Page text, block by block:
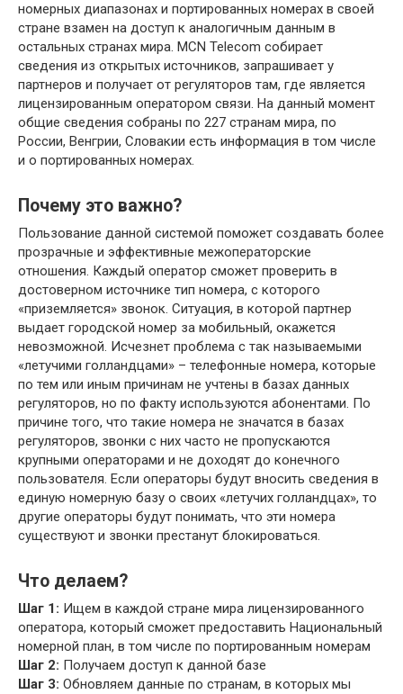
номерных диапазонах и портированных номерах в своей
стране взамен на доступ к аналогичным данным в
остальных странах мира. MCN Telecom собирает
сведения из открытых источников, запрашивает у
партнеров и получает от регуляторов там, где является
лицензированным оператором связи. На данный момент
общие сведения собраны по 227 странам мира, по
России, Венгрии, Словакии есть информация в том числе
и о портированных номерах.
Почему это важно?
Пользование данной системой поможет создавать более
прозрачные и эффективные межоператорские
отношения. Каждый оператор сможет проверить в
достоверном источнике тип номера, с которого
«приземляется» звонок. Ситуация, в которой партнер
выдает городской номер за мобильный, окажется
невозможной. Исчезнет проблема с так называемыми
«летучими голландцами» – телефонные номера, которые
по тем или иным причинам не учтены в базах данных
регуляторов, но по факту используются абонентами. По
причине того, что такие номера не значатся в базах
регуляторов, звонки с них часто не пропускаются
крупными операторами и не доходят до конечного
пользователя. Если операторы будут вносить сведения в
единую номерную базу о своих «летучих голландцах», то
другие операторы будут понимать, что эти номера
существуют и звонки престанут блокироваться.
Что делаем?
Шаг 1: Ищем в каждой стране мира лицензированного
оператора, который сможет предоставить Национальный
номерной план, в том числе по портированным номерам
Шаг 2: Получаем доступ к данной базе
Шаг 3: Обновляем данные по странам, в которых мы